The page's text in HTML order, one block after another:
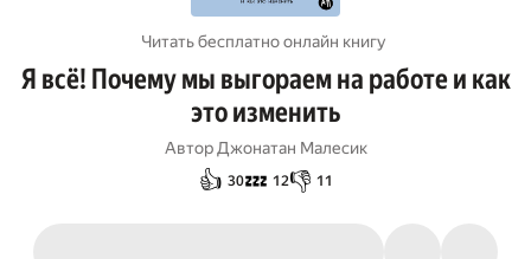
Читать бесплатно онлайн книгу
Я всё! Почему мы выгораем на работе и как
это изменить
Автор Джонатан Малесик
👍 30💤 12👎 11